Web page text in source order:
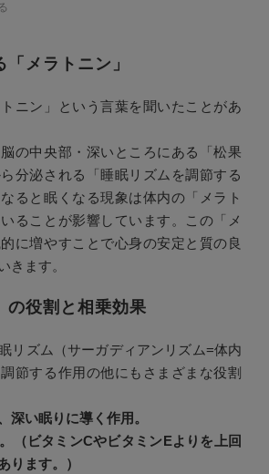
メラトニン」
ニン」という言葉を聞いたことがあ
脳の中央部・深いところにある「松果
分泌される「睡眠リズムを調節する
ると眠くなる現象は体内の「メラト
ることが影響しています。この「メ
に増やすことで心身の安定と質の良
きます。
の役割と相乗効果
リズム（サーガディアンリズム=体内
節する作用の他にもさまざまな役割
深い眠りに導く作用。
（ビタミンCやビタミンEよりを上回
ります。）